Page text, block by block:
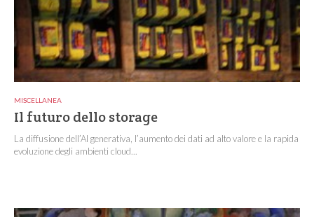
MISCELLANEA
Il futuro dello storage
La diffusione dell’AI generativa, l’aumento dei dati ad alto valore e la rapida
evoluzione degli ambienti cloud...